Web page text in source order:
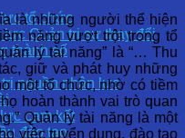
tổ chức
Quản trị sự thay đổi
thành số
nguồn nhân lực
cam kết
đào tạo
là những người thể hiện
năng vượt trội trong tổ
lý tài năng” là “… Thu
giữ và phát huy những
một tổ chức, nhờ có tiềm
hoàn thành vai trò quan
Quản lý tài năng là một
việc tuyển dụng, đào tạo